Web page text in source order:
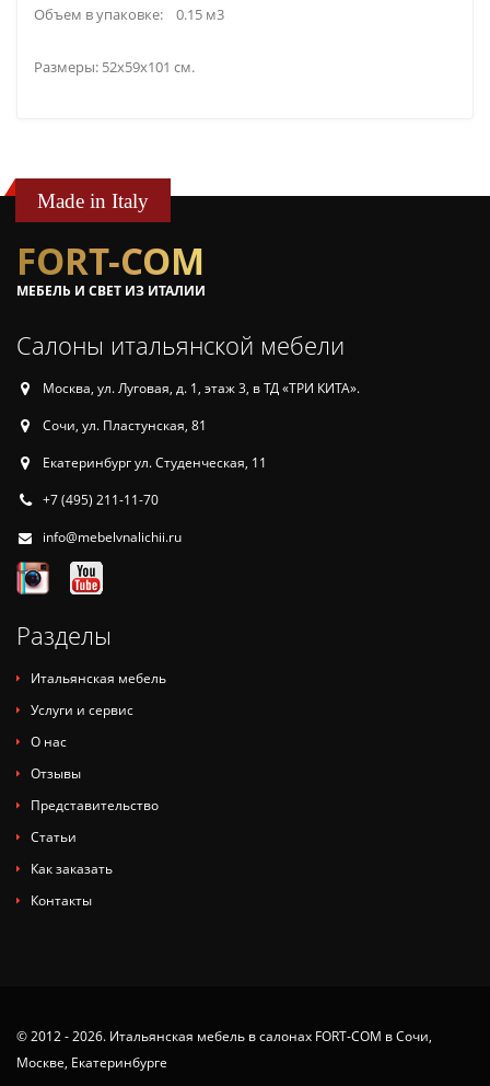
Объем в упаковке: 0.15 м3
Размеры: 52x59x101 см.
Made in Italy
FORT-COM
МЕБЕЛЬ И СВЕТ ИЗ ИТАЛИИ
Салоны итальянской мебели
Москва, ул. Луговая, д. 1, этаж 3, в ТД «ТРИ КИТА».
Сочи, ул. Пластунская, 81
Екатеринбург ул. Студенческая, 11
+7 (495) 211-11-70
info@mebelvnalichii.ru
Разделы
Итальянская мебель
Услуги и сервис
О нас
Отзывы
Представительство
Статьи
Как заказать
Контакты
© 2012 - 2026. Итальянская мебель в салонах FORT-COM в Сочи,
Москве, Екатеринбурге